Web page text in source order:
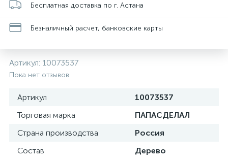
Бесплатная доставка по г. Астана
Безналичный расчет, банковские карты
Артикул: 10073537
Пока нет отзывов
Артикул
10073537
Торговая марка
ПАПАСДЕЛАЛ
Страна производства
Россия
Состав
Дерево